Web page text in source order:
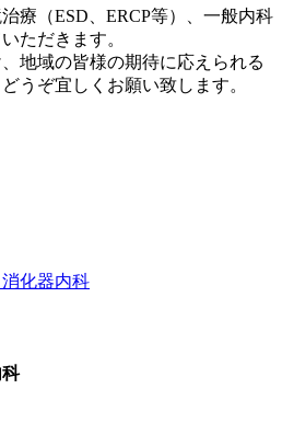
療（ESD、ERCP等）、一般内科
ただきます。
地域の皆様の期待に応えられる
うぞ宜しくお願い致します。
化器内科